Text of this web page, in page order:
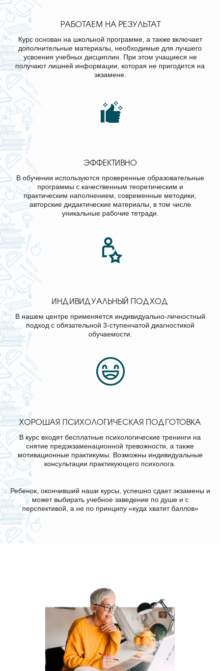
РАБОТАЕМ НА РЕЗУЛЬТАТ
Курс основан на школьной программе, а также включает
дополнительные материалы, необходимые для лучшего
усвоения учебных дисциплин. При этом учащиеся не
получают лишней информации, которая не пригодится на
экзамене.
ЭФФЕКТИВНО
В обучении используются проверенные образовательные
программы с качественным теоретическим и
практическим наполнением, современные методики,
авторские дидактические материалы, в том числе
уникальные рабочие тетради.
ИНДИВИДУАЛЬНЫЙ ПОДХОД
В нашем центре применяется индивидуально-личностный
подход с обязательной 3-ступенчатой диагностикой
обучаемости.
ХОРОШАЯ ПСИХОЛОГИЧЕСКАЯ ПОДГОТОВКА
В курс входят бесплатные психологические тренинги на
снятие предэкзаменационной тревожности, а также
мотивационные практикумы. Возможны индивидуальные
консультации практикующего психолога.
Ребенок, окончивший наши курсы, успешно сдает экзамены и
может выбирать учебное заведение по душе и с
перспективой, а не по принципу «куда хватит баллов»